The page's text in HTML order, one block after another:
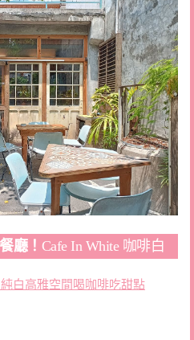
廳！ Cafe In White 咖啡白
白高雅空間喝咖啡吃甜點